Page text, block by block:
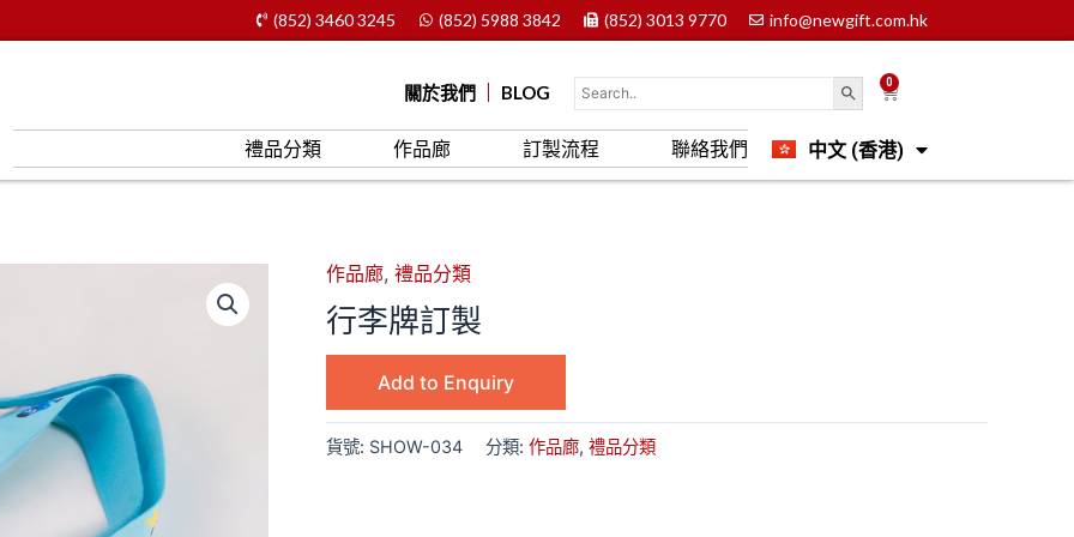
(852) 3460 3245 (852) 5988 3842 (852) 3013 9770 info@newgift.com.hk
關於我們 BLOG 0 Cart
禮品分類 作品廊 訂製流程 聯絡我們 中文 (香港)
English
作品廊, 禮品分類
行李牌訂製
Add to Enquiry
貨號: SHOW-034 分類: 作品廊, 禮品分類